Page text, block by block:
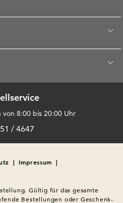
von 8:00 bis 20:00 Uhr
/ 4647
| Impressum |
Gültig für das gesamte
Bestellungen oder Geschenk-